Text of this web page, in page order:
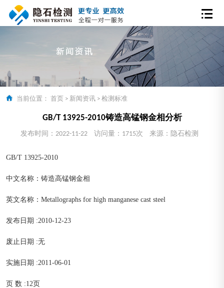
当前位置： 首页 > 新闻资讯 > 检测标准
GB/T 13925-2010铸造高锰钢金相分析
发布时间：2022-11-22 访问量：1715次 来源：隐石检测
GB/T 13925-2010
中文名称：铸造高锰钢金相
英文名称：Metallographs for high manganese cast steel
发布日期 :2010-12-23
废止日期 :无
实施日期 :2011-06-01
页 数 :12页